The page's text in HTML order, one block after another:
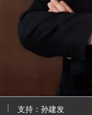
i
支持：孙建发